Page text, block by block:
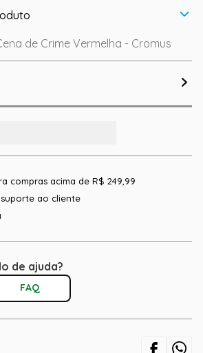
de Crime Vermelha - Cromus
compras acima de R$ 249,99
ao cliente
de ajuda?
FAQ